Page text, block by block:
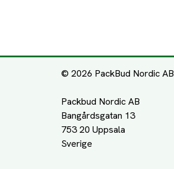
© 2026 PackBud Nordic AB
Packbud Nordic AB
Bangårdsgatan 13
753 20 Uppsala